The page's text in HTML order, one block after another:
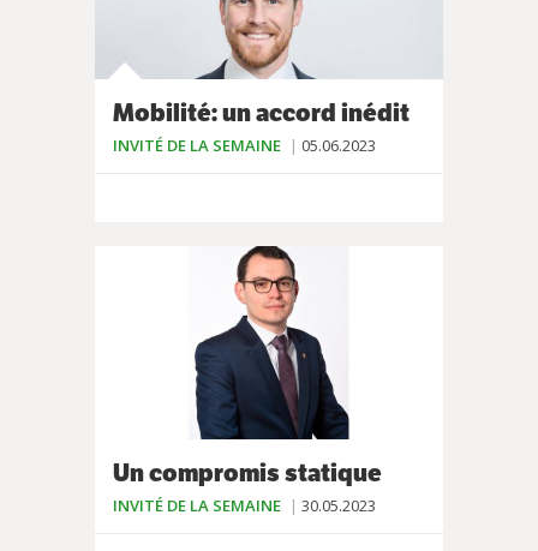
Mobilité: un accord inédit
INVITÉ DE LA SEMAINE 05.06.2023
Un compromis statique
INVITÉ DE LA SEMAINE 30.05.2023